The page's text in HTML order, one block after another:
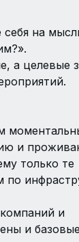
на
а целевые
и
только те
и
и базовые